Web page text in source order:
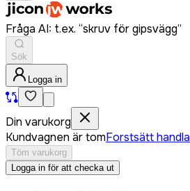
Fråga AI: t.ex. “skruv för gipsvägg”
Sök
Logga in
Din varukorg
Kundvagnen är tomForstsätt handla
Töm varukorg
Logga in för att checka ut